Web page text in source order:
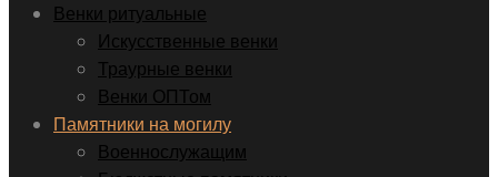
Венки ритуальные
Искусственные венки
Траурные венки
Венки ОПТом
Памятники на могилу
Военнослужащим